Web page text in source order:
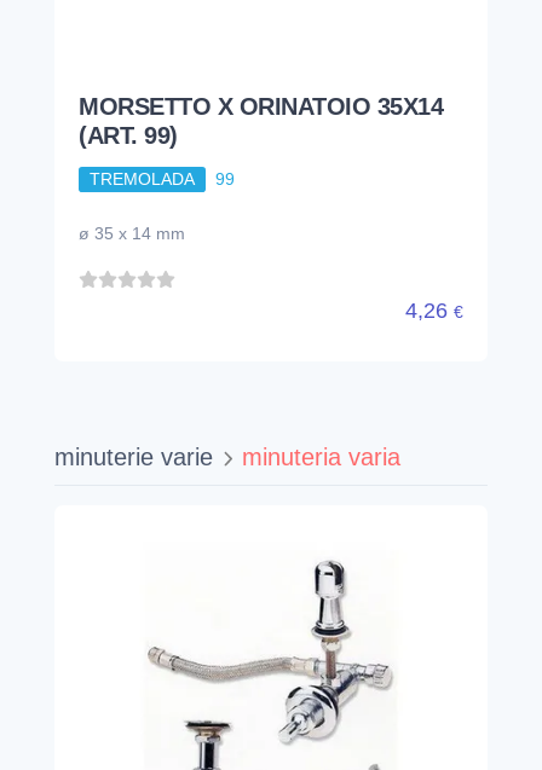
MORSETTO X ORINATOIO 35X14
(ART. 99)
TREMOLADA 99
ø 35 x 14 mm
4,26 €
minuterie varie minuteria varia